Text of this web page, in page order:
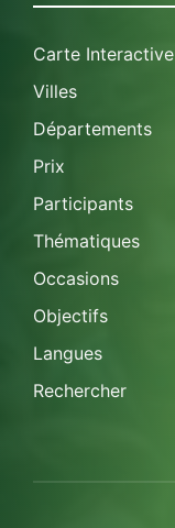
Carte Interactive
Villes
Départements
Prix
Participants
Thématiques
Occasions
Objectifs
Langues
Rechercher